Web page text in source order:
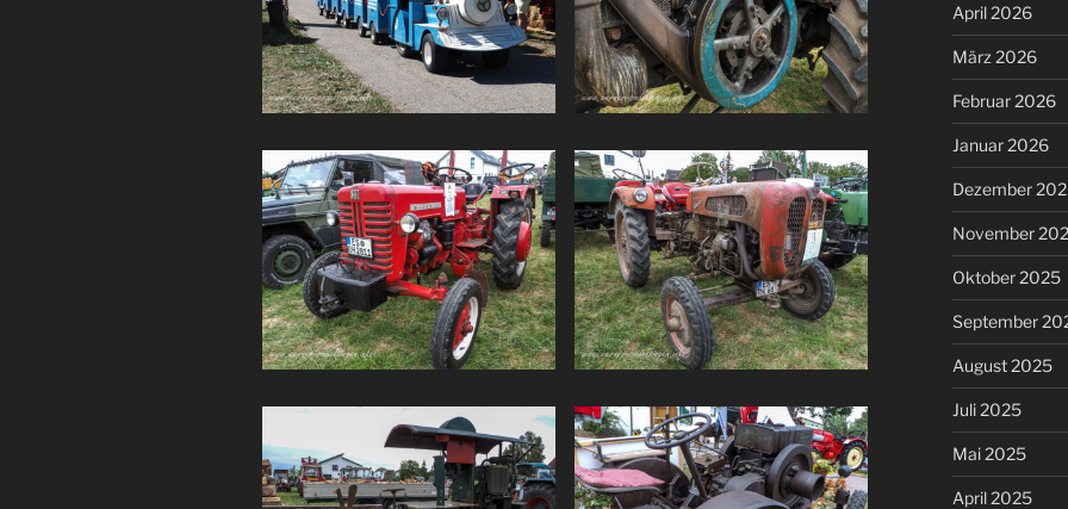
April 2026
März 2026
Februar 2026
Januar 2026
Dezember
November
Oktober 2025
September
August 2025
Juli 2025
Mai 2025
April 2025